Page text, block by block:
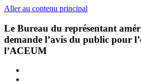
Aller au contenu principal
Le Bureau du représentant
demande l’avis du public pour
l’ACEUM